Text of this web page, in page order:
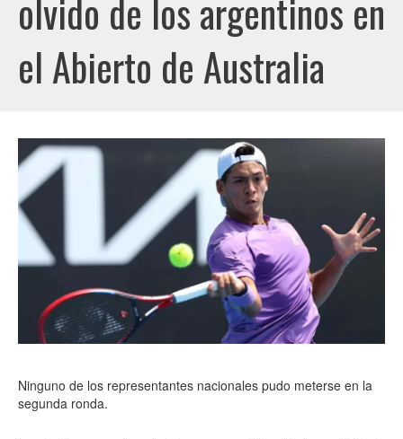
olvido de los argentinos en
el Abierto de Australia
Ninguno de los representantes nacionales pudo meterse en la
segunda ronda.